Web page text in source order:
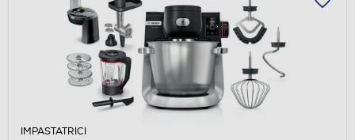
IMPASTATRICI